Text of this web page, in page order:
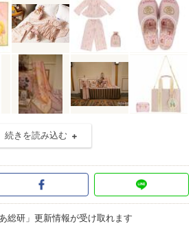
続きを読み込む
総研」更新情報が受け取れます